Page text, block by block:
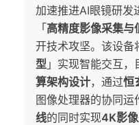
加速推进AI眼镜研发
「 高精度影像采集与
开技术攻坚。该设备
型 」实现智能交互
算架构设计，通过恒
图像处理器的协同运
线的同时实现4K影